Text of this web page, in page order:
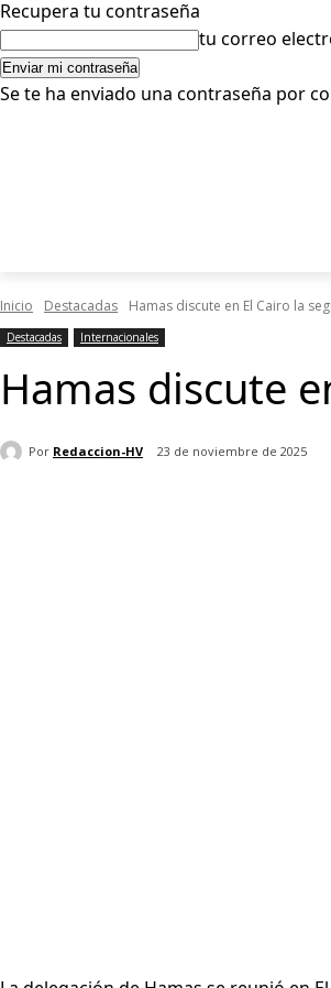
Recupera tu contraseña
tu correo
Se te ha enviado una contraseña por
Inicio Destacadas Hamas discute en El Cairo la
Destacadas Internacionales
Hamas discute
Por Redaccion-HV 23 de noviembre de 2025